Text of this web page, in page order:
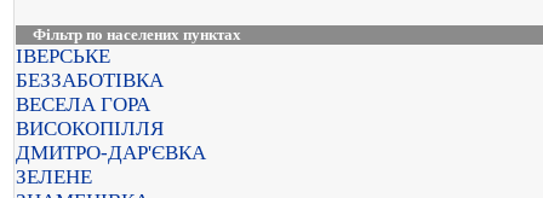
Фільтр по населених пунктах
ІВЕРСЬКЕ
БЕЗЗАБОТІВКА
ВЕСЕЛА ГОРА
ВИСОКОПІЛЛЯ
ДМИТРО-ДАР'ЄВКА
ЗЕЛЕНЕ